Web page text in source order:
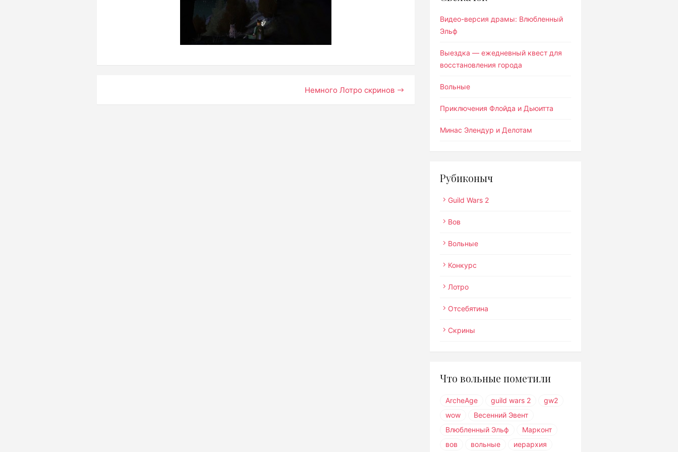
Немного Лотро скринов
Видео-версия драмы: Влюбленный
Эльф
Выездка — ежедневный квест для
восстановления города
Вольные
Приключения Флойда и Дьюитта
Минас Элендур и Делотам
Рубиконыч
Guild Wars 2
Вов
Вольные
Конкурс
Лотро
Отсебятина
Скрины
Что вольные пометили
ArcheAge guild wars 2
gw2
wow
Весенний Эвент
Влюбленный Эльф
Марконт
вов
вольные иерархия